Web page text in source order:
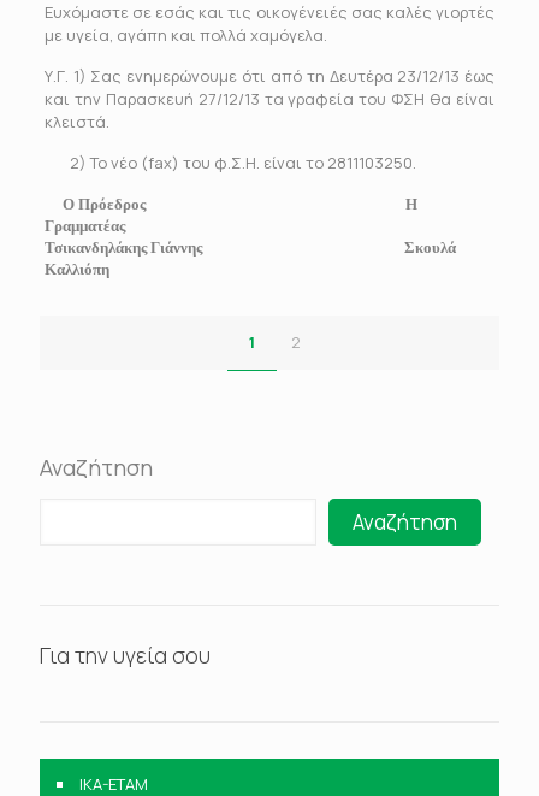
Ευχόμαστε σε εσάς και τις οικογένειές σας καλές γιορτές
με υγεία, αγάπη και πολλά χαμόγελα.
Υ.Γ. 1) Σας ενημερώνουμε ότι από τη Δευτέρα 23/12/13 έως
και την Παρασκευή 27/12/13 τα γραφεία του ΦΣΗ θα είναι
κλειστά.
2) Το νέο (fax) του φ.Σ.Η. είναι το 2811103250.
Ο Πρόεδρος Η
Γραμματέας
Τσικανδηλάκης Γιάννης Σκουλά
Καλλιόπη
1 2
Αναζήτηση
Αναζήτηση
Για την υγεία σου
IKA-ETAM